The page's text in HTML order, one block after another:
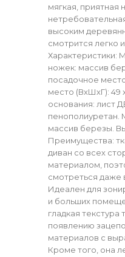
мягкая, приятная
высоким
смотрится легко
Характеристики:
ножек: массив
посадочное
место (ВхШхГ): 49
основания: лист
пенополиуретан.
массив березы.
Преимущества:
диван со всех
материалом,
смотреться даже
Идеален для
и больших
гладкая текстура
появлению
материалов с
Кроме того, она